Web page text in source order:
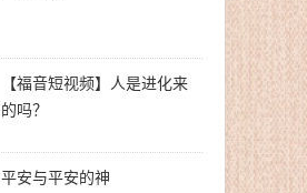
【福音短视频】人是进化来
的吗？
平安与平安的神